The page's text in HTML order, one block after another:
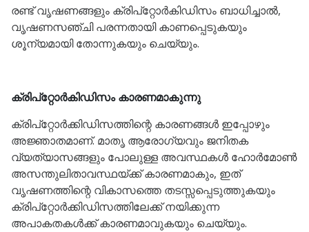
രണ്ട് വൃഷണങ്ങളും ക്രിപ്‌റ്റോർകിഡിസം ബാധിച്ചാൽ,
വൃഷണസഞ്ചി പരന്നതായി കാണപ്പെടുകയും
ശൂന്യമായി തോന്നുകയും ചെയ്യും.
ക്രിപ്‌റ്റോർകിഡിസം കാരണമാകുന്നു
ക്രിപ്‌റ്റോർക്കിഡിസത്തിന്റെ കാരണങ്ങൾ ഇപ്പോഴും
അജ്ഞാതമാണ്. മാതൃ ആരോഗ്യവും ജനിതക
വ്യത്യാസങ്ങളും പോലുള്ള അവസ്ഥകൾ ഹോർമോൺ
അസന്തുലിതാവസ്ഥയ്ക്ക് കാരണമാകും, ഇത്
വൃഷണത്തിന്റെ വികാസത്തെ തടസ്സപ്പെടുത്തുകയും
ക്രിപ്‌റ്റോർക്കിഡിസത്തിലേക്ക് നയിക്കുന്ന
അപാകതകൾക്ക് കാരണമാവുകയും ചെയ്യും.